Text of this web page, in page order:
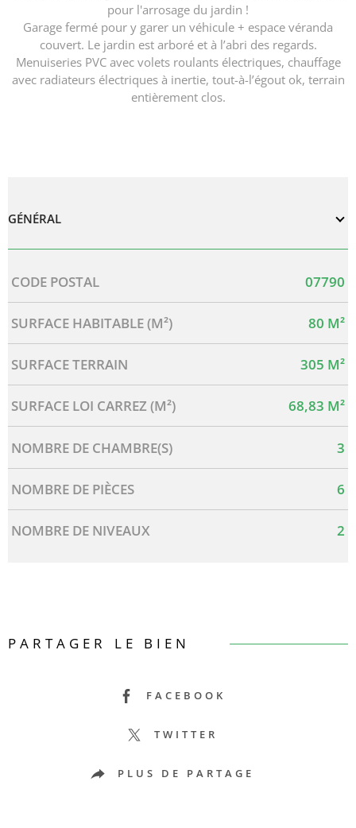
pour l'arrosage du jardin !
Garage fermé pour y garer un véhicule + espace véranda
couvert. Le jardin est arboré et à l’abri des regards.
Menuiseries PVC avec volets roulants électriques, chauffage
avec radiateurs électriques à inertie, tout-à-l’égout ok, terrain
entièrement clos.
GÉNÉRAL
Caractérisque Valeurs
CODE POSTAL 07790
SURFACE HABITABLE (M²) 80 M²
SURFACE TERRAIN 305 M²
SURFACE LOI CARREZ (M²) 68,83 M²
NOMBRE DE CHAMBRE(S) 3
NOMBRE DE PIÈCES 6
NOMBRE DE NIVEAUX 2
PARTAGER LE BIEN
FACEBOOK
TWITTER
PLUS DE PARTAGE